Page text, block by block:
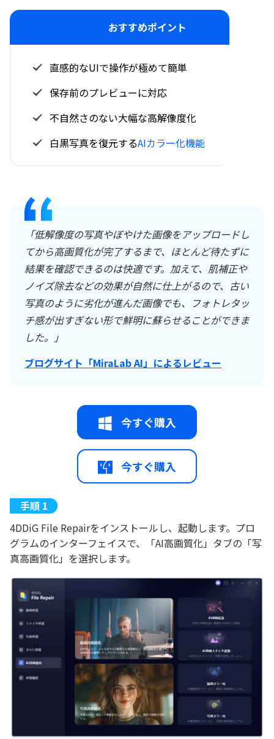
おすすめポイント
直感的なUIで操作が極めて簡単
保存前のプレビューに対応
不自然さのない大幅な高解像度化
白黒写真を復元するAIカラー化機能
「低解像度の写真やぼやけた画像をアップロードし
てから高画質化が完了するまで、ほとんど待たずに
結果を確認できるのは快適です。加えて、肌補正や
ノイズ除去などの効果が自然に仕上がるので、古い
写真のように劣化が進んだ画像でも、フォトレタッ
チ感が出すぎない形で鮮明に蘇らせることができま
した。」
ブログサイト「MiraLab AI」によるレビュー
今すぐ購入
今すぐ購入
4DDiG File Repairをインストールし、起動します。プロ
グラムのインターフェイスで、「AI高画質化」タブの「写
真高画質化」を選択します。